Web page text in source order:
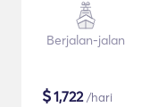
Berjalan-jalan
$1,722/hari